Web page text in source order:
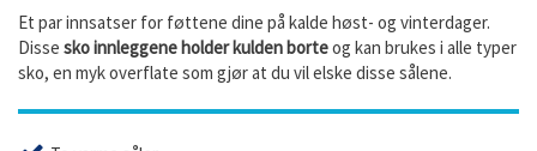
Et par innsatser for føttene dine på kalde høst- og vinterdager.
Disse sko innleggene holder kulden borteog kan brukes i alle typer
sko, en myk overflate som gjør at du vil elske disse sålene.